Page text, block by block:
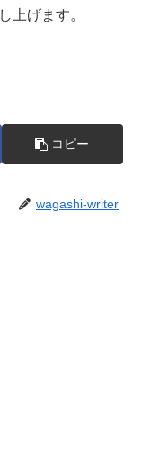
上げます。
コピー
wagashi-writer